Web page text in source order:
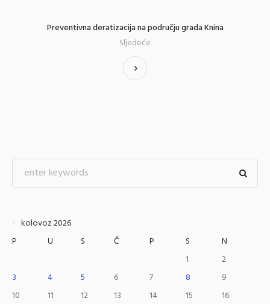
Preventivna deratizacija na području grada Knina
Sljedeće
kolovoz 2026
P
U S Č P S
N
1
2
3
4 5 6 7 8
9
10
11 12 13 14 15
16